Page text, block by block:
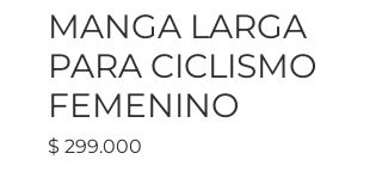
MANGA LARGA
PARA CICLISMO
FEMENINO
$ 299.000